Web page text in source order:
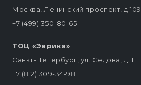
Москва, Ленинский проспект, д.109
+7 (499) 350-80-65
ТОЦ «Эврика»
Санкт-Петербург, ул. Седова, д. 11
+7 (812) 309-34-98